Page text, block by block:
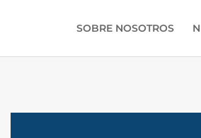
SOBRE NOSOTROS